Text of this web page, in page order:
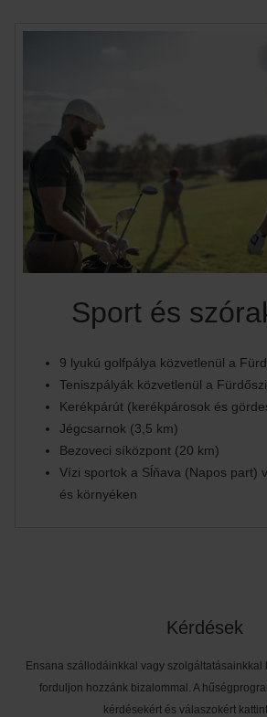
Sport és
9 lyukú golfpálya közvetlenül a
Teniszpályák közvetlenül a
Kerékpárút (kerékpárosok és
Jégcsarnok (3,5 km)
Bezoveci síközpont (20 km)
Vízi sportok a Sĺňava (Napos part)
és környéken
Kérdések
Ensana szállodáinkkal vagy szolgáltatásainkkal
forduljon hozzánk bizalommal. A
kérdésekért és válaszokért